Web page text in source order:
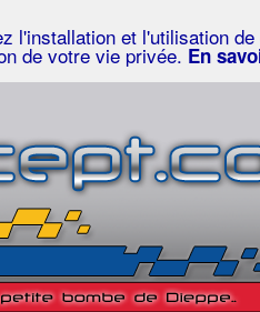
l'installation et l'utilisation
de votre vie privée. En